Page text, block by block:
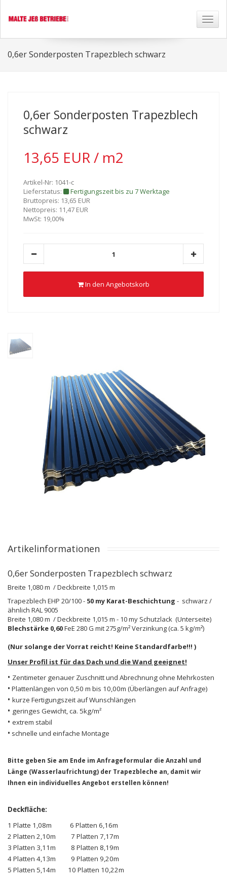
Toggle
0,6er Sonderposten Trapezblech schwarz
0,6er Sonderposten Trapezblech
schwarz
13,65 EUR / m2
Artikel-Nr: 1041-c
Lieferstatus:
Fertigungszeit bis zu 7 Werktage
Bruttopreis: 13,65 EUR
Nettopreis: 11,47 EUR
MwSt: 19,00%
In den Angebotskorb
Artikelinformationen
0,6er Sonderposten Trapezblech schwarz
Breite 1,080 m / Deckbreite 1,015 m
Trapezblech EHP 20/100 - 50 my Karat-Beschichtung - schwarz /
ähnlich RAL 9005
Breite 1,080 m / Deckbreite 1,015 m - 10 my Schutzlack (Unterseite)
Blechstärke 0,60FeE 280 G mit 275g/m² Verzinkung (ca. 5 kg/m²)
(Nur solange der Vorrat reicht! Keine Standardfarbe!!! )
Unser Profil ist für das Dach und die Wand geeignet!
• Zentimeter genauer Zuschnitt und Abrechnung ohne Mehrkosten
• Plattenlängen von 0,50 m bis 10,00m (Überlängen auf Anfrage)
• kurze Fertigungszeit auf Wunschlängen
• geringes Gewicht, ca. 5kg/m²
• extrem stabil
• schnelle und einfache Montage
Bitte geben Sie am Ende im Anfrageformular die Anzahl und
Länge (Wasserlaufrichtung) der Trapezbleche an, damit wir
Ihnen ein individuelles Angebot erstellen können!
Deckfläche:
1 Platte 1,08m 6 Platten 6,16m
2 Platten 2,10m 7 Platten 7,17m
3 Platten 3,11m 8 Platten 8,19m
4 Platten 4,13m 9 Platten 9,20m
5 Platten 5,14m 10 Platten 10,22m